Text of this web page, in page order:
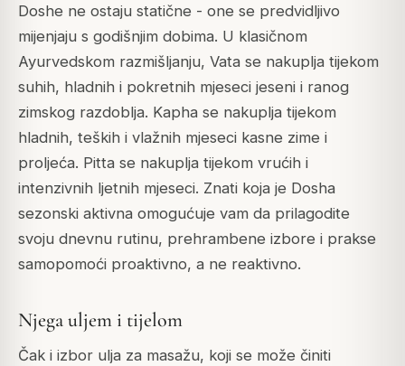
Doshe ne ostaju statične - one se predvidljivo
mijenjaju s godišnjim dobima. U klasičnom
Ayurvedskom razmišljanju, Vata se nakuplja tijekom
suhih, hladnih i pokretnih mjeseci jeseni i ranog
zimskog razdoblja. Kapha se nakuplja tijekom
hladnih, teških i vlažnih mjeseci kasne zime i
proljeća. Pitta se nakuplja tijekom vrućih i
intenzivnih ljetnih mjeseci. Znati koja je Dosha
sezonski aktivna omogućuje vam da prilagodite
svoju dnevnu rutinu, prehrambene izbore i prakse
samopomoći proaktivno, a ne reaktivno.
Njega uljem i tijelom
Čak i izbor ulja za masažu, koji se može činiti